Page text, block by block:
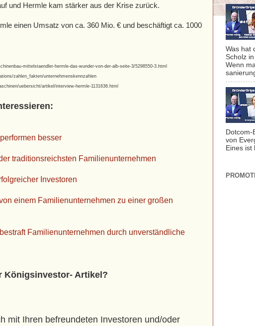
und Hermle kam stärker aus der Krise zurück.
einen Umsatz von ca. 360 Mio. € und beschäftigt ca. 1000
mittelstaendler-hermle-das-wunder-von-der-alb-seite-3/5298550-3.html
zahlen_fakten/unternehmenskennzahlen
uebersicht/artikel/interview-hermle-1131636.html
besser
traditionsreichsten Familienunternehmen
Investoren
einem Familienunternehmen zu einer großen
Familienunternehmen durch unverständliche
Königsinvestor- Artikel?
mit Ihren befreundeten Investoren und/oder
Was hat
Scholz
Wenn
Dotcom-
von
Eines ist